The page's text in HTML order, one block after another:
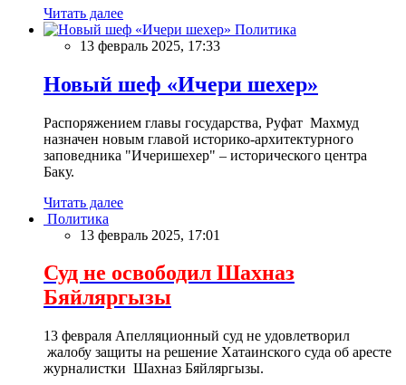
Читать далее
Политика
13 февраль 2025, 17:33
Новый шеф «Ичери шехер»
Распоряжением главы государства, Руфат Махмуд
назначен новым главой историко-архитектурного
заповедника "Ичеришехер" – исторического центра
Баку.
Читать далее
Политика
13 февраль 2025, 17:01
Суд не освободил Шахназ
Бяйляргызы
13 февраля Апелляционный суд не удовлетворил
жалобу защиты на решение Хатаинского суда об аресте
журналистки Шахназ Бяйляргызы.